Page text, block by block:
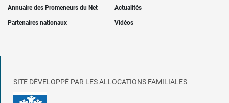
Annuaire des Promeneurs du Net Actualités
Partenaires nationaux Vidéos
SITE DÉVELOPPÉ PAR LES ALLOCATIONS FAMILIALES